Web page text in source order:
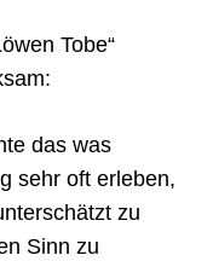
Tobe“
das was
sehr oft erleben,
zu
Sinn zu